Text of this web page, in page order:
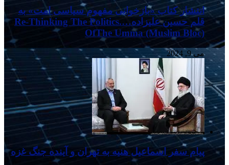
انتشار کتاب «بازخوانی مفهوم سیاسی امت» به
قلم حسین علیزاده….Re-Thinking The Politics
OfThe Umma (Muslim Bloc)
می 9, 2024
پیام سفر اسماعیل هنیه به تهران و آینده جنگ غزه